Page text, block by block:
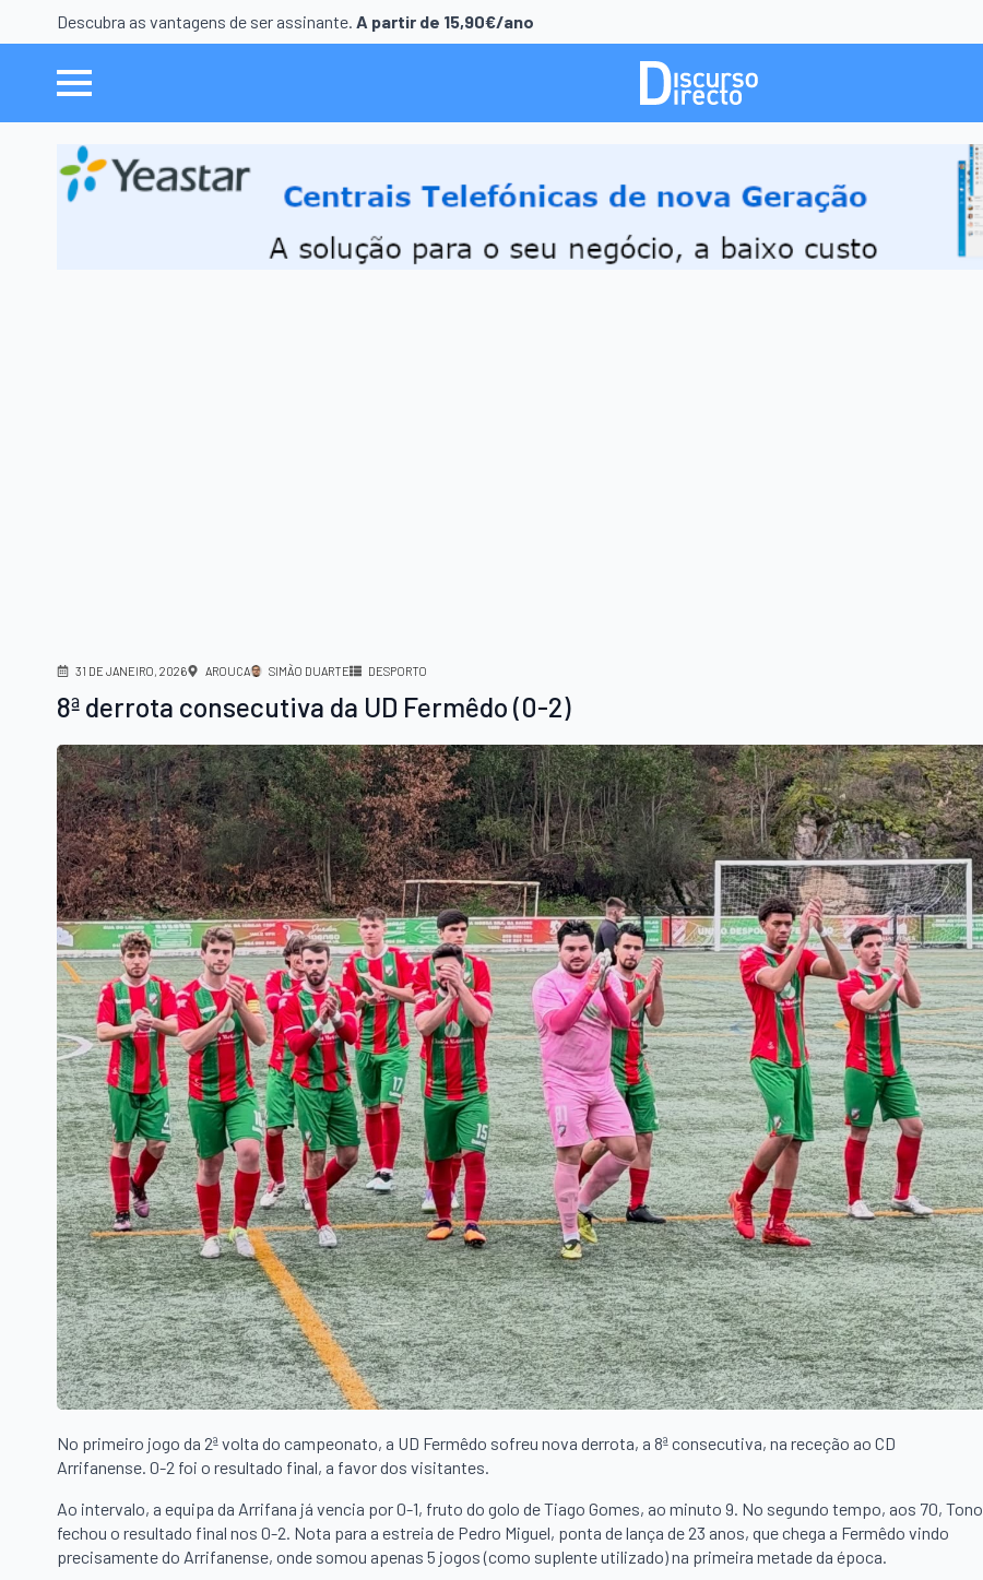
Descubra as vantagens de ser assinante. A partir de 15,90€/ano
31 DE JANEIRO, 2026 AROUCA SIMÃO DUARTE DESPORTO
8ª derrota consecutiva da UD Fermêdo (0-2)
No primeiro jogo da 2ª volta do campeonato, a UD Fermêdo sofreu nova derrota, a 8ª consecutiva, na receção ao CD
Arrifanense. 0-2 foi o resultado final, a favor dos visitantes.
Ao intervalo, a equipa da Arrifana já vencia por 0-1, fruto do golo de Tiago Gomes, ao minuto 9. No segundo tempo, aos 70, Tono
fechou o resultado final nos 0-2. Nota para a estreia de Pedro Miguel, ponta de lança de 23 anos, que chega a Fermêdo vindo
precisamente do Arrifanense, onde somou apenas 5 jogos (como suplente utilizado) na primeira metade da época.